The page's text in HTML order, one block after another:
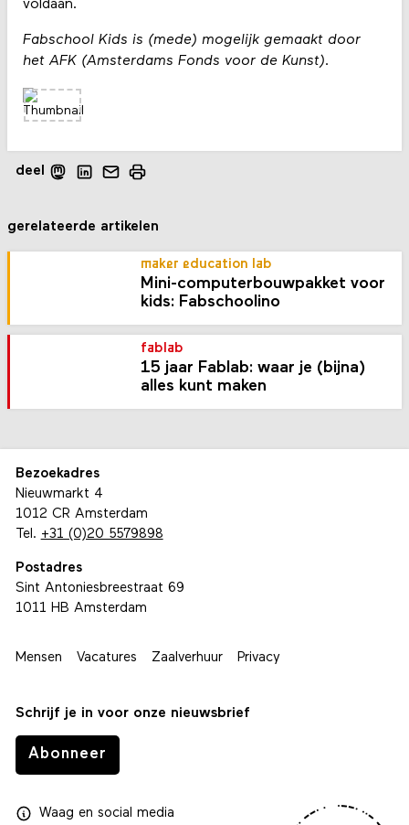
voldaan.
Fabschool Kids is (mede) mogelijk gemaakt door
het AFK (Amsterdams Fonds voor de Kunst).
deel
gerelateerde artikelen
maker education lab
Mini-computer­bouw­pakket voor
kids: Fabschoolino
fablab
15 jaar Fablab: waar je (bijna)
alles kunt maken
Bezoekadres
Nieuwmarkt 4
1012 CR Amsterdam
Tel. +31 (0)20 5579898
Postadres
Sint Antoniesbreestraat 69
1011 HB Amsterdam
Mensen Vacatures Zaalverhuur Privacy
Schrijf je in voor onze nieuwsbrief
Abonneer
Waagen social media